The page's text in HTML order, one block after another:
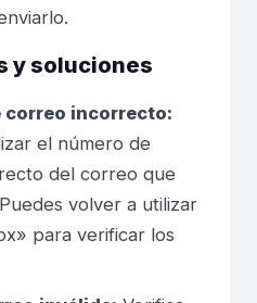
y soluciones
incorrecto:
el número de
del correo que
volver a utilizar
para verificar los